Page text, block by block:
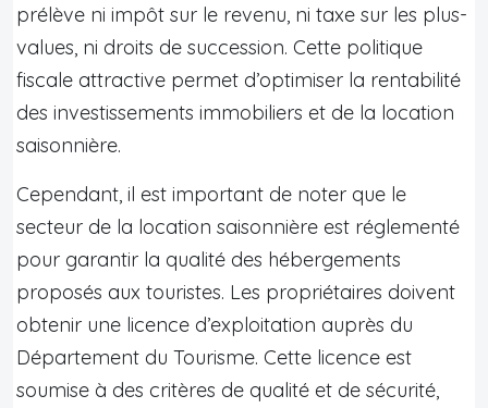
prélève ni impôt sur le revenu, ni taxe sur les plus-
values, ni droits de succession. Cette politique
fiscale attractive permet d’optimiser la rentabilité
des investissements immobiliers et de la location
saisonnière.
Cependant, il est important de noter que le
secteur de la location saisonnière est réglementé
pour garantir la qualité des hébergements
proposés aux touristes. Les propriétaires doivent
obtenir une licence d’exploitation auprès du
Département du Tourisme. Cette licence est
soumise à des critères de qualité et de sécurité,